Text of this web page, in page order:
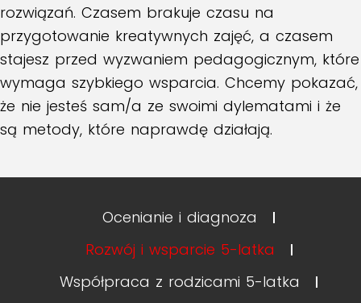
rozwiązań. Czasem brakuje czasu na
przygotowanie kreatywnych zajęć, a czasem
stajesz przed wyzwaniem pedagogicznym, które
wymaga szybkiego wsparcia. Chcemy pokazać,
że nie jesteś sam/a ze swoimi dylematami i że
są metody, które naprawdę działają.
Ocenianie i diagnoza
Rozwój i wsparcie 5-latka
Współpraca z rodzicami 5-latka